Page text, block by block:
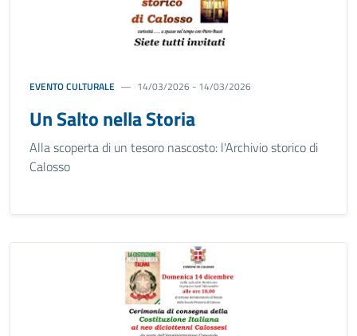
EVENTO CULTURALE 14/03/2026 - 14/03/2026
Un Salto nella Storia
Alla scoperta di un tesoro nascosto: l'Archivio storico di
Calosso